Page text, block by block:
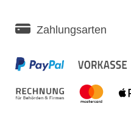
Zahlungsarten